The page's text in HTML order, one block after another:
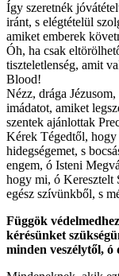
Így szeretnék
iránt, s elégtételül
amiket emberek
Óh, ha csak
tiszteletlenség, amit
Blood!
Nézz, drága
imádatot, amiket
szentek ajánlottak
Kérek Tégedtől, hogy
hidegségemet, s
engem, ó Isteni
hogy mi, ó Keresztelt
egész szívünkből, s
Függök
kérésünket
minden veszélytől, ó